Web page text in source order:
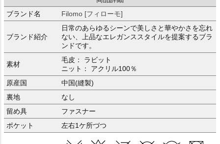
ブランド名
Filomo [フィローモ]
ブランド紹介
日常のあらゆるシーンで美しさと華やかさを忘れ
ない、上品なエレガンススタイルを提案するブラ
ンドです。
素材
毛皮： ラビット
ニット： アクリル100％
原産国
中国(縫製)
裏地
なし
留め具
ファスナー
ポケット
左右1ケ所づつ